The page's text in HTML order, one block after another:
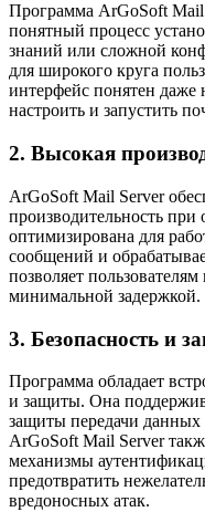
Программа ArGoSoft Mail
понятный процесс
знаний или сложной
для широкого круга
интерфейс понятен даже
настроить и запустить
2. Высокая
ArGoSoft Mail Server
производительность при
оптимизирована для
сообщений и
позволяет
минимальной задержкой.
3. Безопасность и
Программа обладает
и защиты. Она
защиты передачи
ArGoSoft Mail Server
механизмы
предотвратить
вредоносных атак.